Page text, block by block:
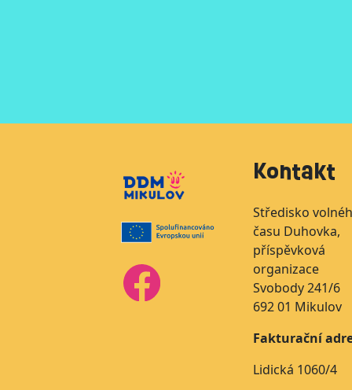
Kontakt
Středisko
času Duhovka,
příspěvková
organizace
Svobody 241/6
692 01 Mikulov
Fakturační
Lidická 1060/4